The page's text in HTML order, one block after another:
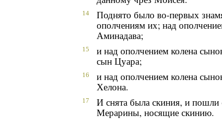
14
Поднято было во-первых
ополчениям их; над
Аминадава;
15
и над ополчением колена
сын Цуара;
16
и над ополчением колена
Хелона.
17
И снята была скиния, и
Мерарины, носящие скинию.